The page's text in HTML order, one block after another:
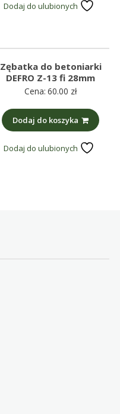
Dodaj do ulubionych
Zębatka do betoniarki
DEFRO Z-13 fi 28mm
Cena: 60.00 zł
Dodaj do koszyka
Dodaj do ulubionych